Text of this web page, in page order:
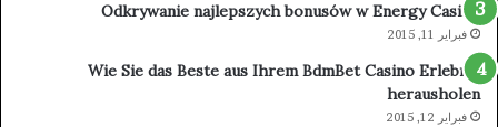
Odkrywanie najlepszych bonusów w Energy Casino
فبراير 11, 2015
Wie Sie das Beste aus Ihrem BdmBet Casino Erlebnis
herausholen
فبراير 12, 2015